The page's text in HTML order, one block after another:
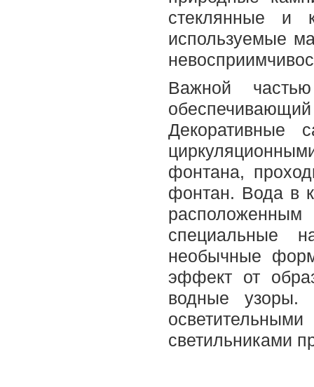
стеклянные и
используемые
Важной
Декоративные
фонтана,
фонтан. Вода в
специальные
необычные
эффект от
водные узоры.
светильниками